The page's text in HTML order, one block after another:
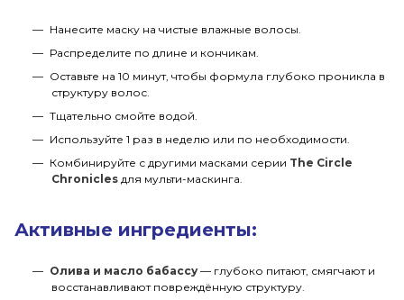
Нанесите маску на чистые влажные волосы.
Распределите по длине и кончикам.
Оставьте на 10 минут, чтобы формула глубоко проникла в
структуру волос.
Тщательно смойте водой.
Используйте 1 раз в неделю или по необходимости.
Комбинируйте с другими масками серии The Circle
Chronicles для мульти-маскинга.
Активные ингредиенты:
Олива и масло бабассу— глубоко питают, смягчают и
восстанавливают повреждённую структуру.